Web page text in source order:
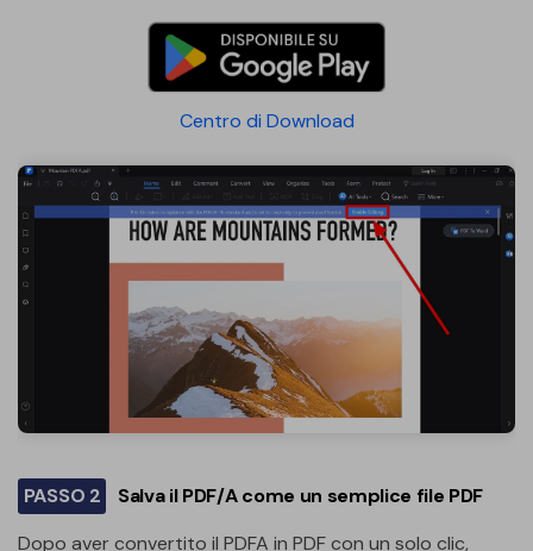
Centro di Download
PASSO 2
Salva il PDF/A come un semplice file PDF
Dopo aver convertito il PDFA in PDF con un solo clic,